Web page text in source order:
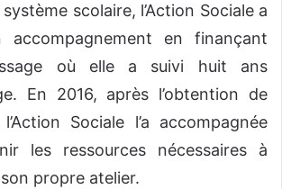
scolaire, l’Action Sociale a
accompagnement en finançant
où elle a suivi huit ans
En 2016, après l’obtention de
Sociale l’a accompagnée
les ressources nécessaires à
propre atelier.